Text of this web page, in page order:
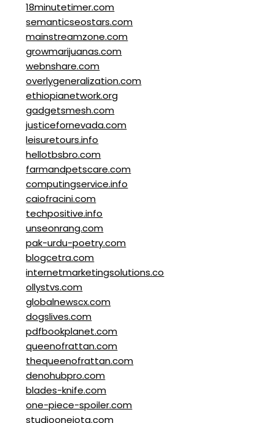
18minutetimer.com
semanticseostars.com
mainstreamzone.com
growmarijuanas.com
webnshare.com
overlygeneralization.com
ethiopianetwork.org
gadgetsmesh.com
justicefornevada.com
leisuretours.info
hellotbsbro.com
farmandpetscare.com
computingservice.info
caiofracini.com
techpositive.info
unseonrang.com
pak-urdu-poetry.com
blogcetra.com
internetmarketingsolutions.co
ollystvs.com
globalnewscx.com
dogslives.com
pdfbookplanet.com
queenofrattan.com
thequeenofrattan.com
denohubpro.com
blades-knife.com
one-piece-spoiler.com
studiooneiota.com